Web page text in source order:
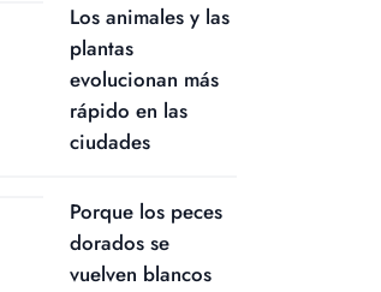
Los animales y las
plantas
evolucionan más
rápido en las
ciudades
Porque los peces
dorados se
vuelven blancos